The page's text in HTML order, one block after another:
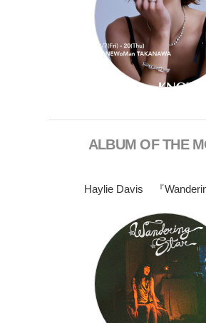
ALBUM OF THE
Haylie Davis 『